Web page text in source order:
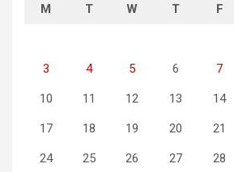
M T W T F
3 4 5 6 7
10 11 12 13 14
17 18 19 20 21
24 25 26 27 28